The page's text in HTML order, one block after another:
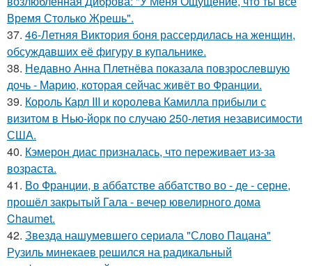
Время Столько Жрешь".
37. 46-Летняя Виктория боня рассердилась на женщин,
обсуждавших её фигуру в купальнике.
38. Недавно Анна Плетнёва показала повзрослевшую
дочь - Марию, которая сейчас живёт во Франции.
39. Король Карл III и королева Камилла прибыли с
визитом в Нью-йорк по случаю 250-летия независимости
США.
40. Кэмерон диас призналась, что переживает из-за
возраста.
41. Во Франции, в аббатстве аббатство во - де - серне,
прошёл закрытый Гала - вечер ювелирного дома
Chaumet.
42. Звезда нашумевшего сериала "Слово Пацана"
Рузиль минекаев решился на радикальный